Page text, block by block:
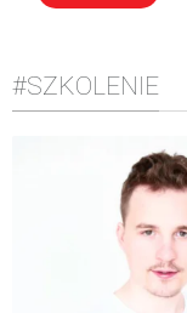
#SZKOLENIE